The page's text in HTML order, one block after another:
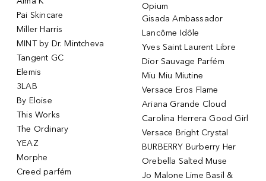
Pai Skincare
Miller Harris
MINT by Dr. Mintcheva
Tangent GC
Elemis
3LAB
By Eloise
This Works
The Ordinary
YEAZ
Morphe
Creed parfém
Opium
Gisada Ambassador
Lancôme Idôle
Yves Saint Laurent Libre
Dior Sauvage Parfém
Miu Miu Miutine
Versace Eros Flame
Ariana Grande Cloud
Carolina Herrera Good Girl
Versace Bright Crystal
BURBERRY Burberry Her
Orebella Salted Muse
Jo Malone Lime Basil &